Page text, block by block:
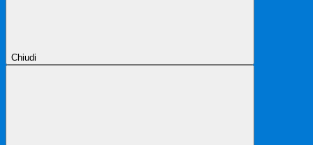
Chiudi